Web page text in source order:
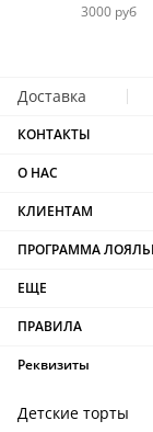
3000 руб
Доставка
КОНТАКТЫ
О НАС
КЛИЕНТАМ
ПРОГРАММА
ЕЩЕ
ПРАВИЛА
Реквизиты
Детские торты